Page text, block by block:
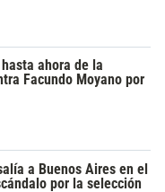
ahora de la
Facundo Moyano por
a Buenos Aires en el
por la selección